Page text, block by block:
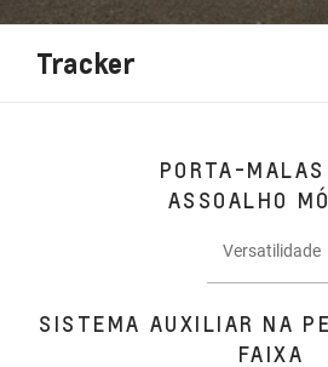
Tracker
PORTA-MALAS
ASSOALHO
Versatilidade
SISTEMA AUXILIAR NA
FAIXA